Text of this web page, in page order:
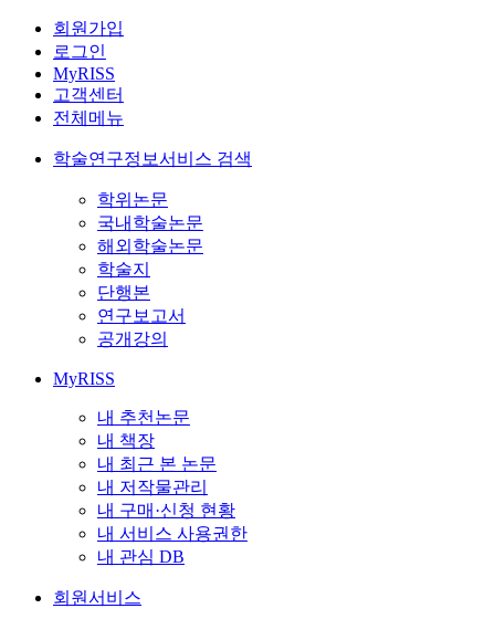
회원가입
로그인
MyRISS
고객센터
전체메뉴
학술연구정보서비스 검색
학위논문
국내학술논문
해외학술논문
학술지
단행본
연구보고서
공개강의
MyRISS
내 추천논문
내 책장
내 최근 본 논문
내 저작물관리
내 구매·신청 현황
내 서비스 사용권한
내 관심 DB
회원서비스